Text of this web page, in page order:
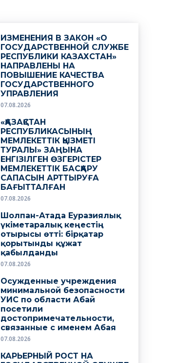
ИЗМЕНЕНИЯ В ЗАКОН «О
ГОСУДАРСТВЕННОЙ СЛУЖБЕ
РЕСПУБЛИКИ КАЗАХСТАН»
НАПРАВЛЕНЫ НА
ПОВЫШЕНИЕ КАЧЕСТВА
ГОСУДАРСТВЕННОГО
УПРАВЛЕНИЯ
07.08.2026
«ҚАЗАҚСТАН
РЕСПУБЛИКАСЫНЫҢ
МЕМЛЕКЕТТІК ҚЫЗМЕТІ
ТУРАЛЫ» ЗАҢЫНА
ЕНГІЗІЛГЕН ӨЗГЕРІСТЕР
МЕМЛЕКЕТТІК БАСҚАРУ
САПАСЫН АРТТЫРУҒА
БАҒЫТТАЛҒАН
07.08.2026
Шолпан-Атада Еуразиялық
үкіметаралық кеңестің
отырысы өтті: бірқатар
қорытынды құжат
қабылданды
07.08.2026
Осужденные учреждения
минимальной безопасности
УИС по области Абай
посетили
достопримечательности,
связанные с именем Абая
07.08.2026
КАРЬЕРНЫЙ РОСТ НА